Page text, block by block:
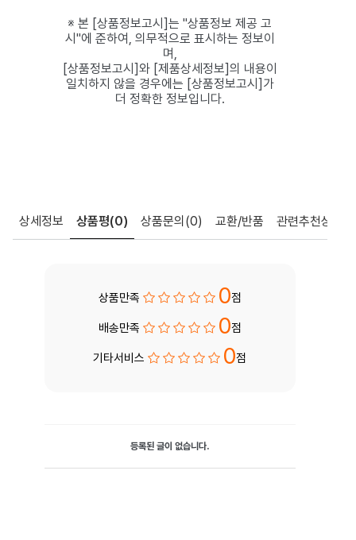
※ 본 [상품정보고시]는 "상품정보 제공 고
시"에 준하여, 의무적으로 표시하는 정보이
며,
[상품정보고시]와 [제품상세정보]의 내용이
일치하지 않을 경우에는 [상품정보고시]가
더 정확한 정보입니다.
상세정보 상품평(0) 상품문의 (0) 교환/반품 관련추천상품
상품만족 0점
배송만족 0점
기타서비스 0점
등록된 글이 없습니다.